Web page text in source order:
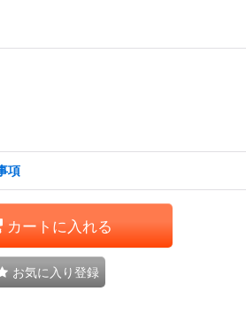
項
カートに入れる
お気に入り登録